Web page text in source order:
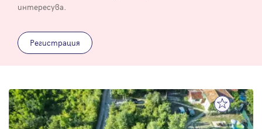
интересува.
Регистрация